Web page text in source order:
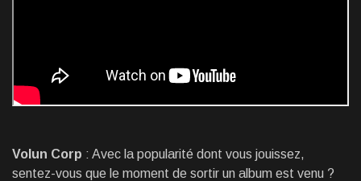
Volun Corp : Avec la popularité dont vous jouissez,
sentez-vous que le moment de sortir un album est venu ?